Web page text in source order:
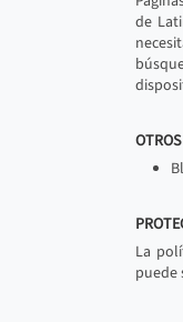
de
La
puede